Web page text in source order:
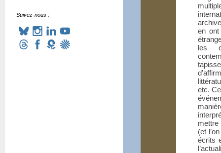
en ont
les
etc.
mettre
(et
écrits
Suivez-nous :